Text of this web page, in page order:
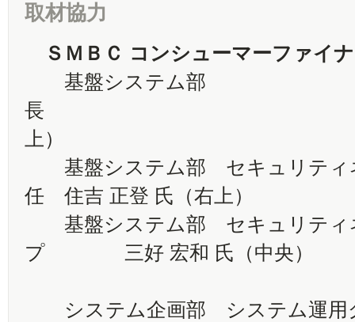
取材協力
ＳＭＢＣ コンシューマーファイ
基盤システム部
長 小林 和
上）
基盤システム部 セキュリティ
任 住吉 正登 氏（右上）
基盤システム部 セキュリティ
プ 三好 宏和 氏（中央）
システム企画部 システム